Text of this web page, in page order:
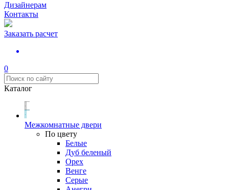
Дизайнерам
Контакты
Заказать расчет
0
Каталог
Межкомнатные двери
По цвету
Белые
Дуб беленый
Орех
Венге
Серые